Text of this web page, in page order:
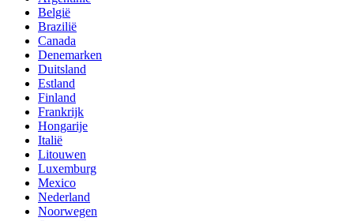
België
Brazilië
Canada
Denemarken
Duitsland
Estland
Finland
Frankrijk
Hongarije
Italië
Litouwen
Luxemburg
Mexico
Nederland
Noorwegen